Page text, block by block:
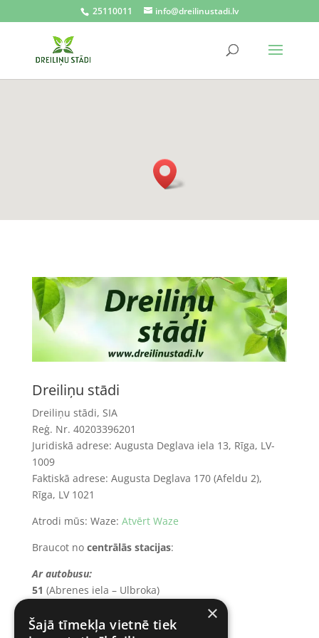
25110011 info@dreilinustadi.lv
Dreiliņu stādi
Dreiliņu stādi, SIA
Reģ. Nr. 40203396201
Juridiskā adrese: Augusta Deglava iela 13, Rīga, LV-
1009
Faktiskā adrese: Augusta Deglava 170 (Afeldu 2),
Rīga, LV 1021
Atrodi mūs: Waze: Atvērt Waze
Braucot no centrālās stacijas:
Ar autobusu:
51 (Abrenes iela – Ulbroka)
līdz pieturai:Baltinavas iela. ×
Šajā tīmekļa vietnē tiek